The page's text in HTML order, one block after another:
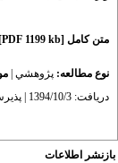
متن کامل [PDF 1199 kb]
نوع مطالعه: پژوهشي
دریافت: 1394/10/3 | پذیرش: 1395/7/24 | انتشار: 1396/6/19
بازنشر اطلاعات